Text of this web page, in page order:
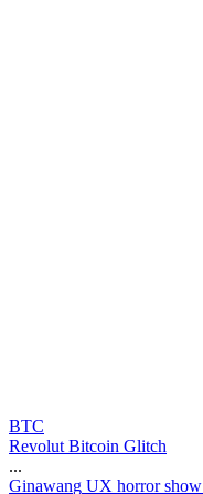
BTC
Revolut Bitcoin Glitch
...
Ginawang UX horror show